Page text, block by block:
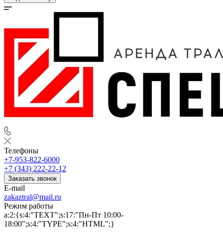
Телефоны
+7-953-822-6000
+7 (343) 222-22-12
Заказать звонок
E-mail
zakaztral@mail.ru
Режим работы
a:2:{s:4:"TEXT";s:17:"Пн-Пт 10:00-
18:00";s:4:"TYPE";s:4:"HTML";}